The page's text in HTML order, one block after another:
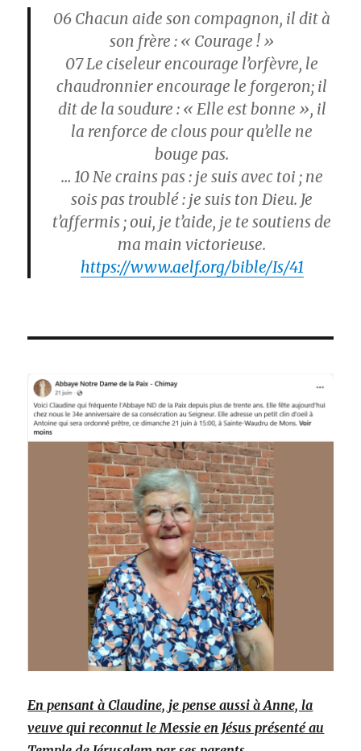
06 Chacun aide son compagnon, il dit à
son frère : « Courage ! »
07Le ciseleur encourage l’orfèvre, le
chaudronnier encourage le forgeron; il
dit de la soudure : « Elle est bonne », il
la renforce de clous pour qu’elle ne
bouge pas.
… 10Ne crains pas : je suis avec toi ; ne
sois pas troublé : je suis ton Dieu. Je
t’affermis ; oui, je t’aide, je te soutiens de
ma main victorieuse.
https://www.aelf.org/bible/Is/41
En pensant à Claudine, je pense aussi à Anne, la
veuve qui reconnut le Messie en Jésus présenté au